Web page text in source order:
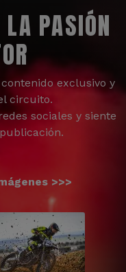
PASIÓN
exclusivo y
circuito.
sociales y siente
>>>